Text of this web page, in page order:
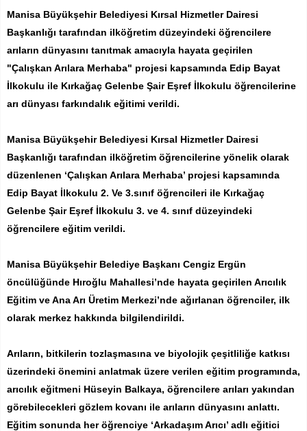
Manisa Büyükşehir Belediyesi Kırsal Hizmetler Dairesi
Başkanlığı tarafından ilköğretim düzeyindeki öğrencilere
arıların dünyasını tanıtmak amacıyla hayata geçirilen
"Çalışkan Arılara Merhaba" projesi kapsamında Edip Bayat
İlkokulu ile Kırkağaç Gelenbe Şair Eşref İlkokulu öğrencilerine
arı dünyası farkındalık eğitimi verildi.
Manisa Büyükşehir Belediyesi Kırsal Hizmetler Dairesi
Başkanlığı tarafından ilköğretim öğrencilerine yönelik olarak
düzenlenen ‘Çalışkan Arılara Merhaba’ projesi kapsamında
Edip Bayat İlkokulu 2. Ve 3.sınıf öğrencileri ile Kırkağaç
Gelenbe Şair Eşref İlkokulu 3. ve 4. sınıf düzeyindeki
öğrencilere eğitim verildi.
Manisa Büyükşehir Belediye Başkanı Cengiz Ergün
öncülüğünde Hıroğlu Mahallesi’nde hayata geçirilen Arıcılık
Eğitim ve Ana Arı Üretim Merkezi’nde ağırlanan öğrenciler, ilk
olarak merkez hakkında bilgilendirildi.
Arıların, bitkilerin tozlaşmasına ve biyolojik çeşitliliğe katkısı
üzerindeki önemini anlatmak üzere verilen eğitim programında,
arıcılık eğitmeni Hüseyin Balkaya, öğrencilere arıları yakından
görebilecekleri gözlem kovanı ile arıların dünyasını anlattı.
Eğitim sonunda her öğrenciye ‘Arkadaşım Arıcı’ adlı eğitici